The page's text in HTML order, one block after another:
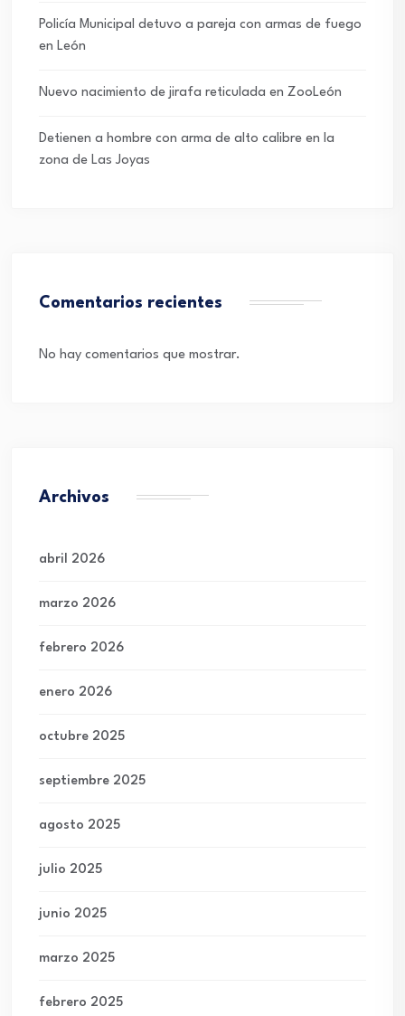
Policía Municipal detuvo a pareja con armas de fuego
en León
Nuevo nacimiento de jirafa reticulada en ZooLeón
Detienen a hombre con arma de alto calibre en la
zona de Las Joyas
Comentarios recientes
No hay comentarios que mostrar.
Archivos
abril 2026
marzo 2026
febrero 2026
enero 2026
octubre 2025
septiembre 2025
agosto 2025
julio 2025
junio 2025
marzo 2025
febrero 2025